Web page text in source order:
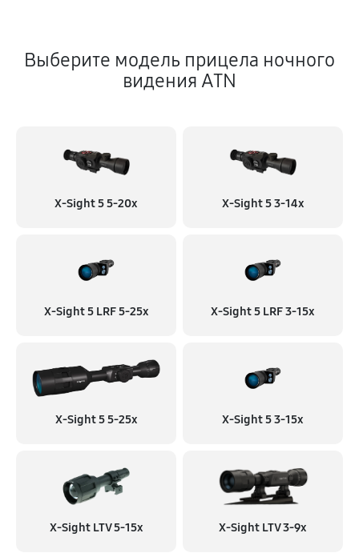
Выберите модель прицела ночного
видения ATN
X-Sight 5 5-20x X-Sight 5 3-14x
X-Sight 5 LRF 5-25x X-Sight 5 LRF 3-15x
X-Sight 5 5-25x X-Sight 5 3-15x
X-Sight LTV 5-15x X-Sight LTV 3-9x